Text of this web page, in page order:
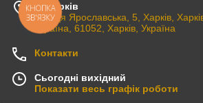
м. Харків
вулиця Ярославська, 5, Харків,
Україна, 61052, Харків, Україна
Контакти
Сьогодні вихідний
Показати весь графік роботи
КНОПКА
ЗВ'ЯЗКУ